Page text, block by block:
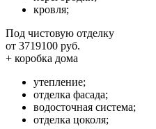
кровля;
Под чистовую отделку
от 3719100 руб.
+ коробка дома
утепление;
отделка фасада;
водосточная система;
отделка цоколя;